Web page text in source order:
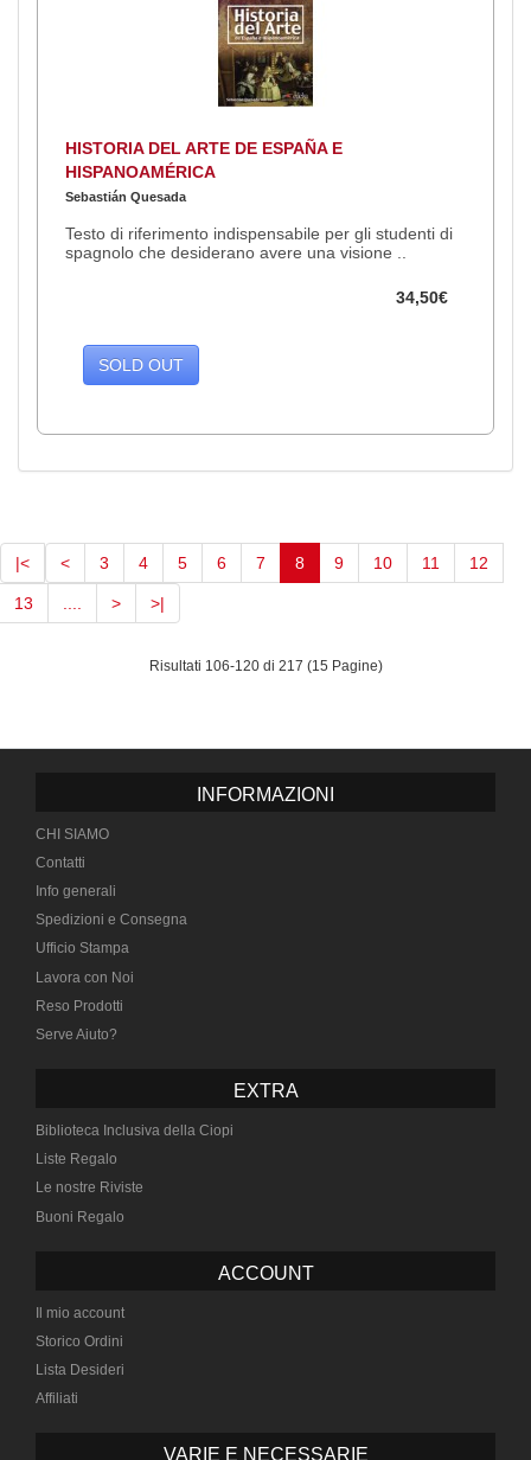
HISTORIA DEL ARTE DE ESPAÑA E
HISPANOAMÉRICA
Sebastián Quesada
Testo di riferimento indispensabile per gli studenti di
spagnolo che desiderano avere una visione ..
34,50€
SOLD OUT
|< < 3 4 5 6 7 8(current)
9 10 11 12
13 > >|
Risultati 106-120 di 217 (15 Pagine)
INFORMAZIONI
CHI SIAMO
Contatti
Info generali
Spedizioni e Consegna
Ufficio Stampa
Lavora con Noi
Reso Prodotti
Serve Aiuto?
EXTRA
Biblioteca Inclusiva della Ciopi
Liste Regalo
Le nostre Riviste
Buoni Regalo
ACCOUNT
Il mio account
Storico Ordini
Lista Desideri
Affiliati
VARIE E NECESSARIE